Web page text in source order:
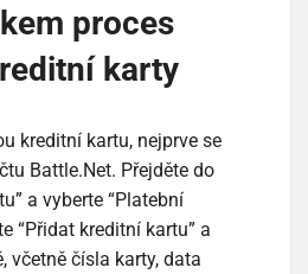
proces
karty
kreditní kartu, nejprve se
Battle.Net. Přejděte do
a vyberte “Platební
“Přidat kreditní kartu” a
včetně čísla karty, data